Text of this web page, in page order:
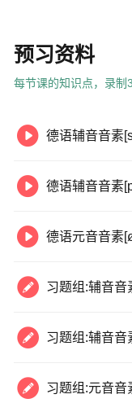
预习资料
每节课的知识点，录制
 德语辅音音素
 德语辅音音素
 德语元音音素
 习题组:辅音音
 习题组:辅音音
 习题组:元音音